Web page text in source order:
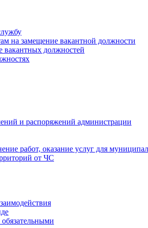
на замещение вакантной должности
вакантных должностей
и распоряжений администрации
работ, оказание услуг для
от ЧС